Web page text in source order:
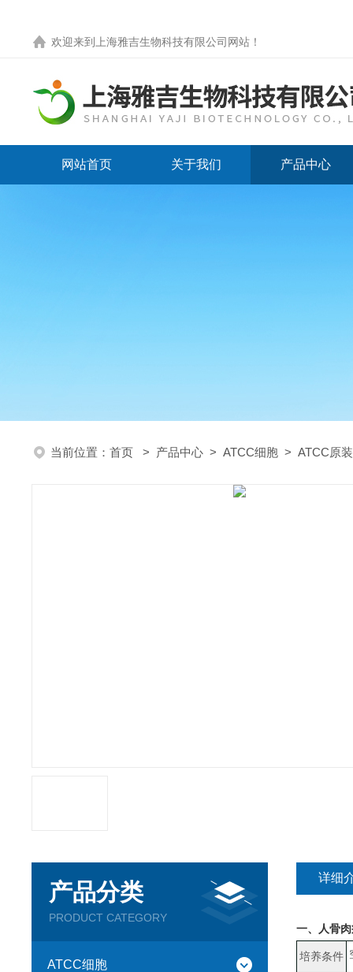
欢迎来到 上海雅吉生物科技有限公司网站 ！
网站首页 关于我们 产品中心
当前位置： 首页 > 产品中心 > ATCC细胞 > ATCC原
产品分类
PRODUCT CATEGORY
ATCC细胞
详细
一、 人骨
培养条件